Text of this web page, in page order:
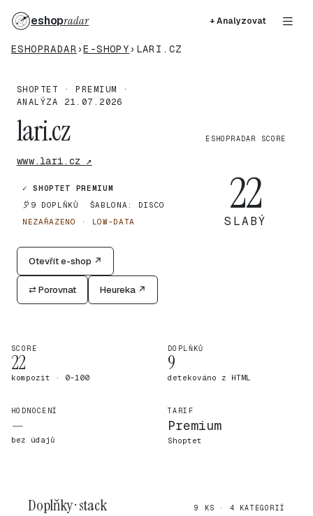
eshopradar + Analyzovat
ESHOPRADAR ›E-SHOPY › LARI.CZ
SHOPTET · PREMIUM ·
ANALÝZA 21.07.2026
lari.cz
www.lari.cz ↗
✓ SHOPTET PREMIUM
9 DOPLŇKŮ
ŠABLONA: DISCO
NEZAŘAZENO · LOW-DATA
Otevřít e-shop ↗
⇄ Porovnat Heureka ↗
ESHOPRADAR SCORE
22
SLABÝ
SCORE
22
kompozit · 0–100
DOPLŇKŮ
9
detekováno z HTML
HODNOCENÍ
—
bez údajů
TARIF
Premium
Shoptet
Doplňky · stack 9 KS · 4 KATEGORIÍ